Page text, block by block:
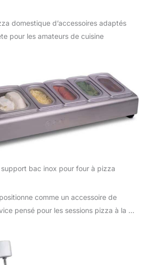
domestique d’accessoires adaptés
pour les amateurs de cuisine
bac inox pour four à pizza
comme un accessoire de
pensé pour les sessions pizza à la ...